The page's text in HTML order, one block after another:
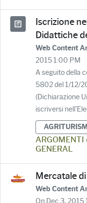
Iscrizione
Didattiche
Web Content
2015 1:00 PM
A seguito della
5802 del 1/12/
(Dichiarazione
iscriversi
ARGOMENTI
GENERAL
Mercatale
Web Content
On Dec 3, 2015